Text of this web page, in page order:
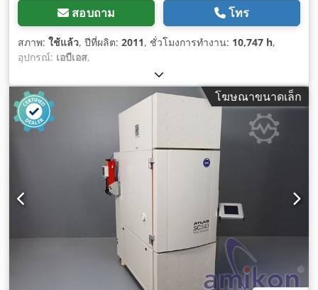
สอบถาม โทร
สภาพ: ใช้แล้ว, ปีที่ผลิต: 2011, ชั่วโมงการทำงาน: 10,747 h,
อุปกรณ์: เอบีเอส,
โฆษณาขนาดเล็ก